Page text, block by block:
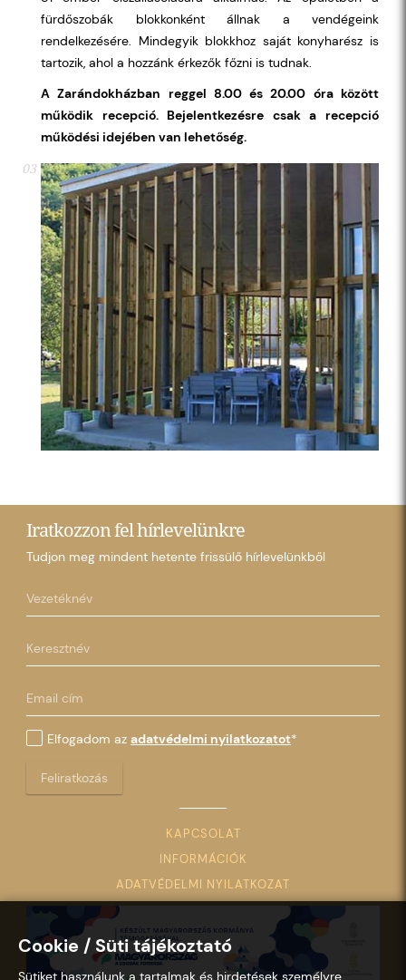
fürdőszobák blokkonként állnak a vendégeink
rendelkezésére. Mindegyik blokkhoz saját konyharész is
tartozik, ahol a hozzánk érkezők főzni is tudnak.
A Zarándokházban reggel 8.00 és 20.00 óra között
működik recepció. Bejelentkezésre csak a recepció
működési idejében van lehetőség.
03
Iratkozzon fel hírlevelünkre
Tudjon meg mindent hetente frissülő hírlevelünkből
Elfogadom az adatvédelmi nyilatkozatot*
Feliratkozás
KAPCSOLAT
INFORMÁCIÓK
ADATVÉDELMI NYILATKOZAT
Cookie / Süti tájékoztató
Sütiket használunk a tartalmak és hirdetések személyre